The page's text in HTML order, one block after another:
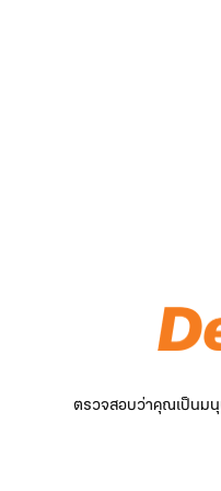
ตรวจสอบว่าคุณเป็นมนุ